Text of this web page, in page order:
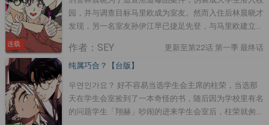
连载
园，并与调查目标马里欧成为室友。然而入住后林晨晓才
发现，另一名室友孙伊江早已捷足先登，与马里欧建立了
明的第三者充满了敌意。然而，在某个酒酣耳热的夜晚，
透过马里欧的簇拥，三人的关系开始渐渐产生了变化…
作者：SEY 更新至第22话 第一季 最终话
纯属巧合？【台版】
우연인가요？ 好不容易当选学生会主席的柱荣，当选那
天在学生会室捡到了一本奇怪的书，随后因为学校里有名
的问题学生「翔赫」吵闹的进来学生会室后，柱荣就匆忙